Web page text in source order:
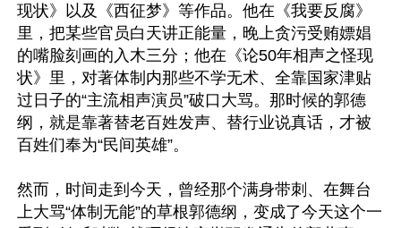
现状》以及《西征梦》等作品。他在《我要反腐》
里，把某些官员白天讲正能量，晚上贪污受贿嫖娼
的嘴脸刻画的入木三分；他在《论50年相声之怪现
状》里，对著体制内那些不学无术、全靠国家津贴
过日子的“主流相声演员”破口大骂。那时候的郭德
纲，就是靠著替老百姓发声、替行业说真话，才被
百姓们奉为“民间英雄”。
然而，时间走到今天，曾经那个满身带刺、在舞台
上大骂“体制无能”的草根郭德纲，变成了今天这个一